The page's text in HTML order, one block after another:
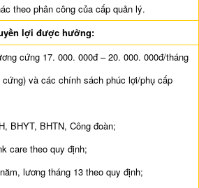
theo phân công của cấp quản lý.
lợi được hưởng:
cứng 17. 000. 000đ – 20. 000. 000đ/tháng
và các chính sách phúc lợi/phụ cấp
BHYT, BHTN, Công đoàn;
care theo quy định;
lương tháng 13 theo quy định;